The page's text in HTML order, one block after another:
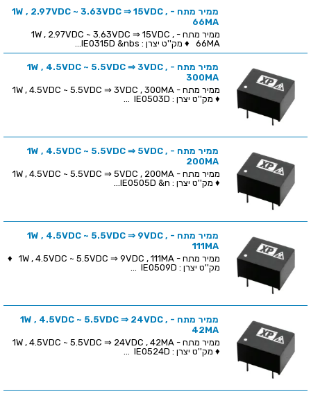
ממיר מתח - 1W , 2.97VDC ~ 3.63VDC ⇒ 15VDC ,
66MA
ממיר מתח - 1W , 2.97VDC ~ 3.63VDC ⇒ 15VDC ,
66MA ♦ מק''ט יצרן : IE0315D &nbs...
ממיר מתח - 1W , 4.5VDC ~ 5.5VDC ⇒ 3VDC ,
300MA
♦ מק''ט יצרן : IE0503D ...
ממיר מתח - 1W , 4.5VDC ~ 5.5VDC ⇒ 5VDC ,
200MA
♦ מק''ט יצרן : IE0505D &n...
ממיר מתח - 1W , 4.5VDC ~ 5.5VDC ⇒ 9VDC ,
111MA
ממיר מתח - 1W , 4.5VDC ~ 5.5VDC ⇒ 9VDC , 111MA ♦
מק''ט יצרן : IE0509D ...
ממיר מתח - 1W , 4.5VDC ~ 5.5VDC ⇒ 24VDC ,
42MA
♦ מק''ט יצרן : IE0524D ...